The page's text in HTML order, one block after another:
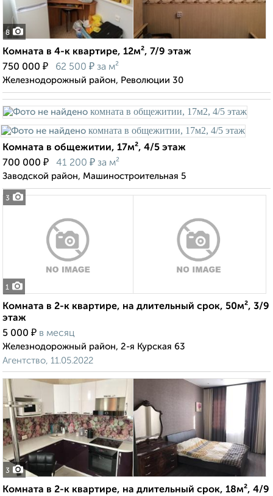
8
Комната в 4-к квартире, 12м², 7/9 этаж
750 000 ₽ 62 500 ₽ за м²
Железнодорожный район, Революции 30
3
Комната в общежитии, 17м², 4/5 этаж
700 000 ₽ 41 200 ₽ за м²
Заводской район, Машиностроительная 5
1
Комната в 2-к квартире, на длительный срок, 50м², 3/9
этаж
5 000 ₽ в месяц
Железнодорожный район, 2-я Курская 63
Агентство, 11.05.2022
3
Комната в 2-к квартире, на длительный срок, 18м², 4/9